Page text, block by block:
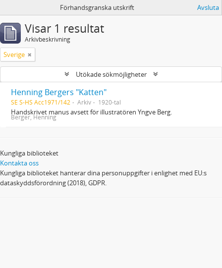
Förhandsgranska utskrift Avsluta
Visar 1 resultat
Arkivbeskrivning
Sverige
Utökade sökmöjligheter
Henning Bergers "Katten"
SE S-HS Acc1971/142 Arkiv 1920-tal
Handskrivet manus avsett för illustratören Yngve Berg.
Berger, Henning
Kungliga biblioteket
Kontakta oss
Kungliga biblioteket hanterar dina personuppgifter i enlighet med EU:s
dataskyddsförordning (2018), GDPR.